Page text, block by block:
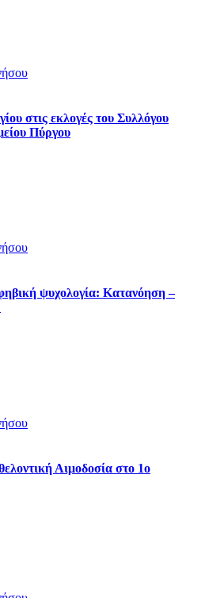
στις εκλογές του Συλλόγου
Πύργου
ψυχολογία: Κατανόηση –
Αιμοδοσία στο 1ο